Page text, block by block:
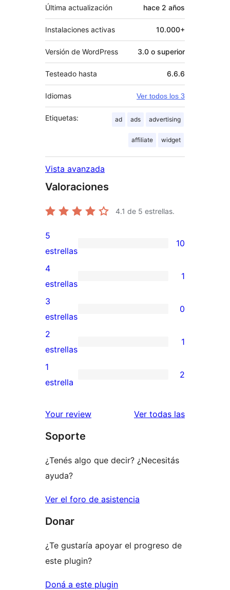
Última actualización hace 2 años
Instalaciones activas 10.000+
Versión de WordPress 3.0 o superior
Testeado hasta 6.6.6
Idiomas Ver todos los 3
Etiquetas: ad ads advertising
affiliate widget
Vista avanzada
Valoraciones
4.1 de 5 estrellas.
10
valoraciones
de
5
estrellas
5
estrellas
10
1
valoración
de
4
estrellas
4
estrellas
1
0
valoraciones
de
3
estrellas
3
estrellas
0
1
valoración
de
estrellas
2
estrellas
1
2
de
estrellas
1
estrella
2
Your review Ver todas lasreseñas
Soporte
¿Tenés algo que decir? ¿Necesitás
ayuda?
Ver el foro de asistencia
Donar
¿Te gustaría apoyar el progreso de
este plugin?
Doná a este plugin